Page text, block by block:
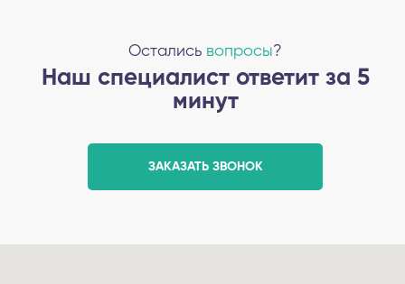
Остались вопросы?
Наш специалист ответит за 5
минут
ЗАКАЗАТЬ ЗВОНОК